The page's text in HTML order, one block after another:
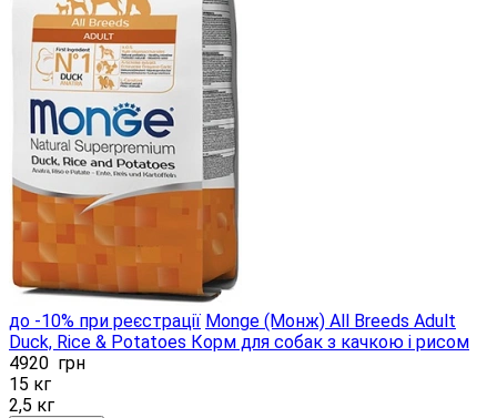
до -10% при реєстрації Monge (Монж) All Breeds Adult
Duck, Rice & Potatoes Корм ​​для собак з качкою і рисом
4920 грн
15 кг
2,5 кг